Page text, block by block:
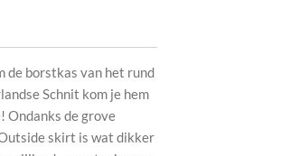
de borstkas van het rund
Schnit kom je hem
Ondanks de grove
skirt is wat dikker